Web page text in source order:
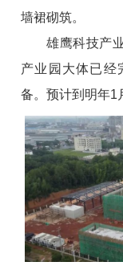
墙裙砌筑。
雄鹰科技产
产业园大体已经
备。预计到明年1